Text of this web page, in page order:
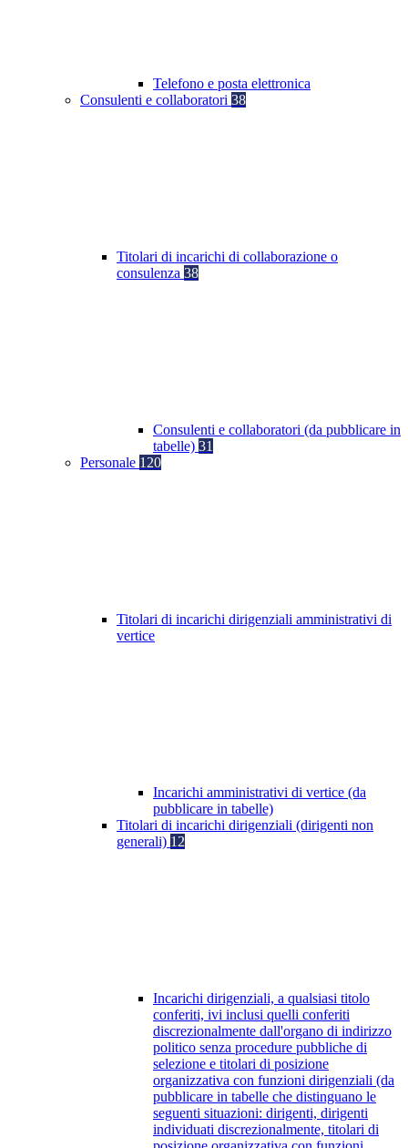
Telefono e posta elettronica
Consulenti e collaboratori 38
Titolari di incarichi di collaborazione o
consulenza 38
Consulenti e collaboratori (da pubblicare in
tabelle) 31
Personale 120
Titolari di incarichi dirigenziali amministrativi di
vertice
Incarichi amministrativi di vertice (da
pubblicare in tabelle)
Titolari di incarichi dirigenziali (dirigenti non
generali) 12
Incarichi dirigenziali, a qualsiasi titolo
conferiti, ivi inclusi quelli conferiti
discrezionalmente dall'organo di indirizzo
politico senza procedure pubbliche di
selezione e titolari di posizione
organizzativa con funzioni dirigenziali (da
pubblicare in tabelle che distinguano le
seguenti situazioni: dirigenti, dirigenti
individuati discrezionalmente, titolari di